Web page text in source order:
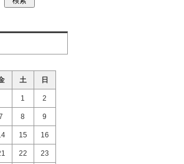
土 日
1 2
8 9
15 16
22 23